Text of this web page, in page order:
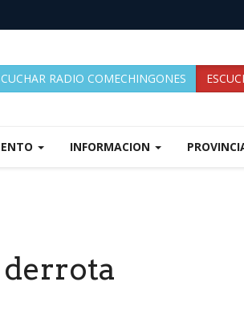
RADIO COMECHINGONES
INFORMACION
derrota